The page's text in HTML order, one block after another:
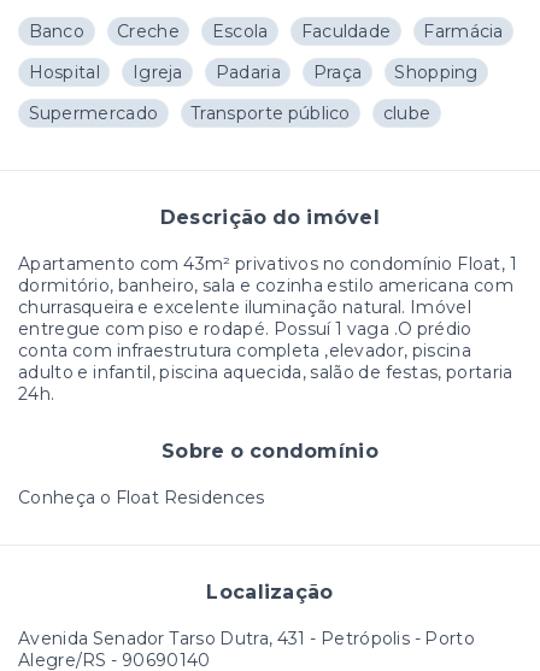
Banco Creche Escola Faculdade
Farmácia
Hospital
Igreja Padaria Praça
Shopping
Supermercado
Transporte público clube
Descrição do imóvel
Apartamento com 43m² privativos no condomínio Float, 1
dormitório, banheiro, sala e cozinha estilo americana com
churrasqueira e excelente iluminação natural. Imóvel
entregue com piso e rodapé. Possuí 1 vaga .O prédio
conta com infraestrutura completa ,elevador, piscina
adulto e infantil, piscina aquecida, salão de festas, portaria
24h.
Sobre o condomínio
Conheça o Float Residences
Localização
Avenida Senador Tarso Dutra, 431 - Petrópolis - Porto
Alegre/RS - 90690140